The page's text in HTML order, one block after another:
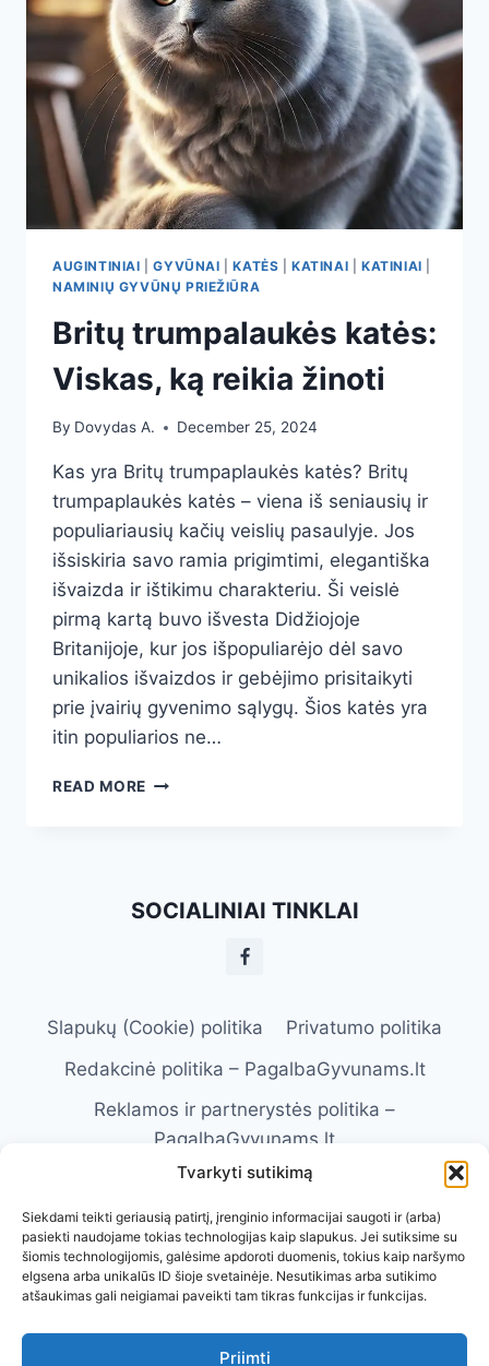
Tvarkyti sutikimą
Siekdami teikti geriausią patirtį, įrenginio informacijai saugoti ir (arba)
pasiekti naudojame tokias technologijas kaip slapukus. Jei sutiksime su
šiomis technologijomis, galėsime apdoroti duomenis, tokius kaip naršymo
elgsena arba unikalūs ID šioje svetainėje. Nesutikimas arba sutikimo
atšaukimas gali neigiamai paveikti tam tikras funkcijas ir funkcijas.
Priimti
AUGINTINIAI |GYVŪNAI |KATĖS |KATINAI |KATINIAI
NAMINIŲ GYVŪNŲ PRIEŽIŪRA
Britų trumpalaukės katės:
Viskas, ką reikia žinoti
By Dovydas A. December 25, 2024
Kas yra Britų trumpaplaukės katės? Britų
trumpaplaukės katės – viena iš seniausių ir
populiariausių kačių veislių pasaulyje. Jos
išsiskiria savo ramia prigimtimi, elegantiška
išvaizda ir ištikimu charakteriu. Ši veislė
pirmą kartą buvo išvesta Didžiojoje
Britanijoje, kur jos išpopuliarėjo dėl savo
unikalios išvaizdos ir gebėjimo prisitaikyti
prie įvairių gyvenimo sąlygų. Šios katės yra
itin populiarios ne…
READ MORE BRITŲ
ŽINOTI
SOCIALINIAI TINKLAI
Slapukų (Cookie) politika
Privatumo politika
Redakcinė politika – PagalbaGyvunams.lt
Reklamos ir partnerystės politika –
PagalbaGyvunams.lt
Atsakomybės apribojimas –
PagalbaGyvunams.lt
Naudojimosi taisyklės – PagalbaGyvunams.lt
Kontaktai
Apie Mus